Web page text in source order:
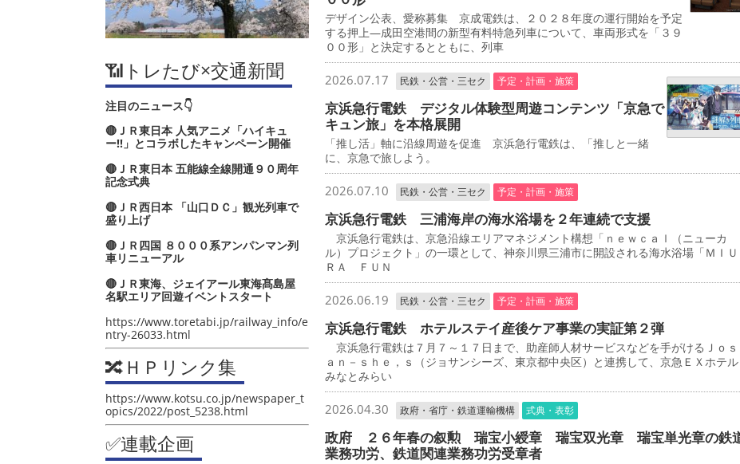
📶トレたび×交通新聞
注目のニュース👇
🔴ＪＲ東日本 人気アニメ「ハイキュ
ー‼」とコラボしたキャンペーン開催
🔴ＪＲ東日本 五能線全線開通９０周年
記念式典
🔴ＪＲ西日本 「山口ＤＣ」観光列車で
盛り上げ
🔴ＪＲ四国 ８０００系アンパンマン列
車リニューアル
🔴ＪＲ東海、ジェイアール東海髙島屋
名駅エリア回遊イベントスタート
https://www.toretabi.jp/railway_info/e
ntry-26033.html
🔀ＨＰリンク集
https://www.kotsu.co.jp/newspaper_t
opics/2022/post_5238.html
✅連載企画
デザイン公表、愛称募集 京成電鉄は、２０２８年度の運行開始を予定
する押上―成田空港間の新型有料特急列車について、車両形式を「３９
００形」と決定するとともに、列車
2026.07.17 民鉄・公営・三セク 予定・計画・施策
京浜急行電鉄 デジタル体験型周遊コンテンツ「京急で
キュン旅」を本格展開
「推し活」軸に沿線周遊を促進 京浜急行電鉄は、「推しと一緒
に、京急で旅しよう。
2026.07.10 民鉄・公営・三セク 予定・計画・施策
京浜急行電鉄 三浦海岸の海水浴場を２年連続で支援
京浜急行電鉄は、京急沿線エリアマネジメント構想「ｎｅｗｃａｌ（ニューカ
ル）プロジェクト」の一環として、神奈川県三浦市に開設される海水浴場「ＭＩＵ
ＲＡ ＦＵＮ
2026.06.19 民鉄・公営・三セク 予定・計画・施策
京浜急行電鉄 ホテルステイ産後ケア事業の実証第２弾
京浜急行電鉄は７月７～１７日まで、助産師人材サービスなどを手がけるＪｏｓ
ａｎ－ｓｈｅ，ｓ（ジョサンシーズ、東京都中央区）と連携して、京急ＥＸホテル
みなとみらい
2026.04.30 政府・省庁・鉄道運輸機構 式典・表彰
政府 ２６年春の叙勲 瑞宝小綬章 瑞宝双光章 瑞宝単光章の鉄
業務功労、鉄道関連業務功労受章者